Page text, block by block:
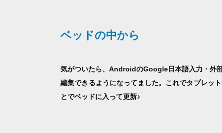
ベッドの中から
気がついたら、AndroidのGoogle日本語入力・外
編集できるようになってました。これでタブレッ
とでベッドに入って更新♪